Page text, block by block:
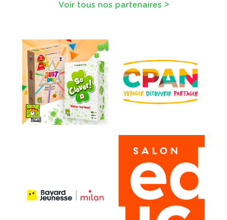
Voir tous nos partenaires >